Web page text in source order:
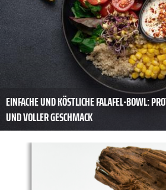
EINFACHE UND KÖSTLICHE FALAFEL-BOWL:
UND VOLLER GESCHMACK